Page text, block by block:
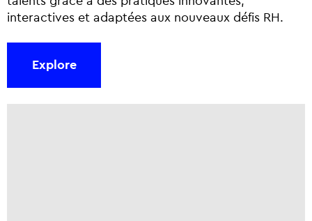
interactives et adaptées aux nouveaux défis RH.
Explore